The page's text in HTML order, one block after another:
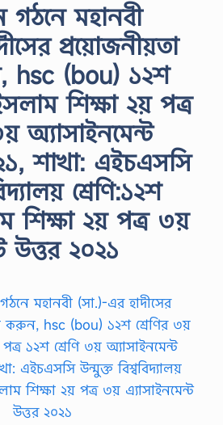
মহানবী
প্রয়োজনীয়তা
hsc (bou) ১২শ
শিক্ষা ২য় পত্র
অ্যাসাইনমেন্ট
শাখা: এইচএসসি
শ্রেণি:১২শ
শিক্ষা ২য় পত্র ৩য়
উত্তর ২০২১